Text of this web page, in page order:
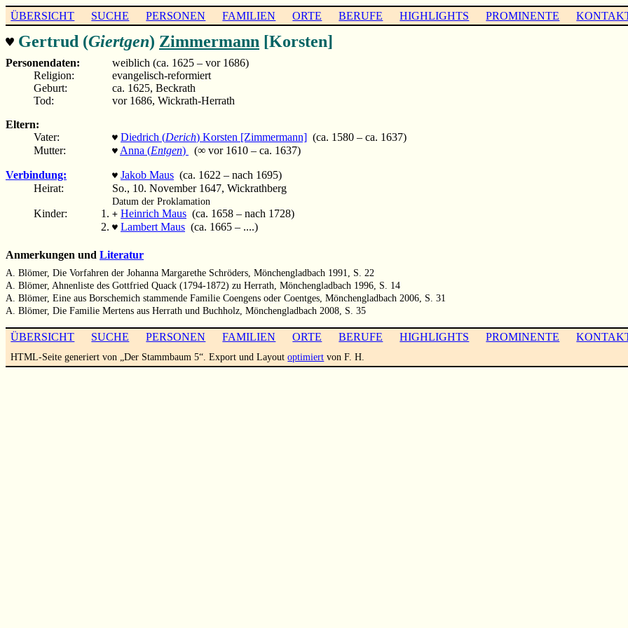
ÜBERSICHT SUCHE PERSONEN FAMILIEN ORTE BERUFE HIGHLIGHTS PROMINENTE
♥ Gertrud (Giertgen) Zimmermann [Korsten]
Personendaten:
weiblich (ca. 1625 – vor 1686)
Religion:
evangelisch-reformiert
Geburt:
ca. 1625, Beckrath
Tod:
vor 1686, Wickrath-Herrath
Eltern:
Vater:
♥ Diedrich (Derich) Korsten [Zimmermann] (ca. 1580 – ca. 1637)
Mutter:
♥ Anna (Entgen) (∞ vor 1610 – ca. 1637)
Verbindung: ♥ Jakob Maus (ca. 1622 – nach 1695)
Heirat:
So., 10. November 1647, Wickrathberg
Datum der Proklamation
Kinder: + Heinrich Maus (ca. 1658 – nach 1728)
♥ Lambert Maus (ca. 1665 – ....)
Anmerkungen und Literatur
A. Blömer, Die Vorfahren der Johanna Margarethe Schröders, Mönchengladbach 1991, S. 22
A. Blömer, Ahnenliste des Gottfried Quack (1794-1872) zu Herrath, Mönchengladbach 1996, S. 14
A. Blömer, Eine aus Borschemich stammende Familie Coengens oder Coentges, Mönchengladbach 2006, S. 31
A. Blömer, Die Familie Mertens aus Herrath und Buchholz, Mönchengladbach 2008, S. 35
ÜBERSICHT SUCHE PERSONEN FAMILIEN ORTE BERUFE HIGHLIGHTS PROMINENTE
HTML-Seite generiert von „Der Stammbaum 5“. Export und Layoutoptimiert von F. H.